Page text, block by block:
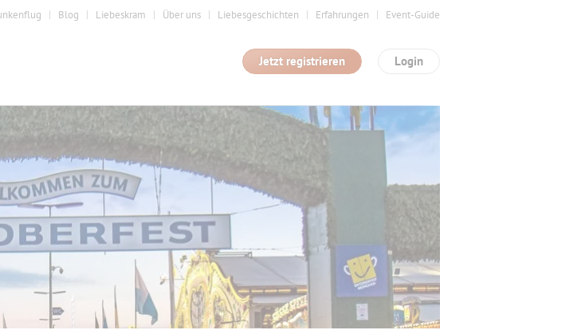
Blog Liebeskram Über uns Liebesgeschichten Erfahrungen Event-Guide
Login
Jetzt registrieren